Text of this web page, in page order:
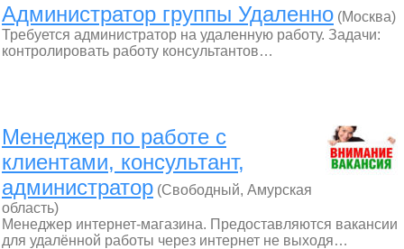
Администратор группы Удаленно (Москва)
Требуется администратор на удаленную работу. Задачи:
контролировать работу консультантов…
Менеджер по работе с
клиентами, консультант,
администратор (Свободный, Амурская
область)
Менеджер интернет-магазина. Предоставляются вакансии
для удалённой работы через интернет не выходя…